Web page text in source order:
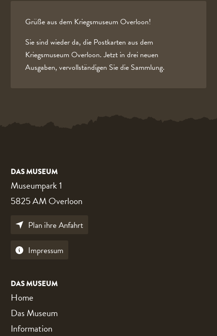
Grüße aus dem Kriegsmuseum Overloon!
Sie sind wieder da, die Postkarten aus dem
Kriegsmuseum Overloon. Jetzt in drei neuen
Ausgaben, vervollständigen Sie die Sammlung.
DAS MUSEUM
Museumpark 1
5825 AM Overloon
Plan ihre Anfahrt
Impressum
DAS MUSEUM
Home
Das Museum
Information